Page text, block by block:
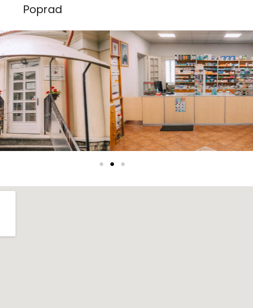
Poprad